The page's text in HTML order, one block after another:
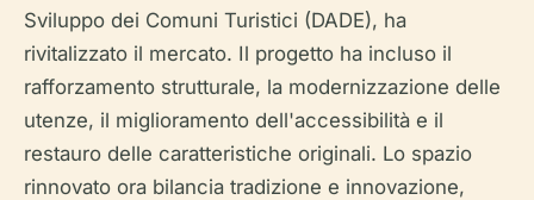
Sviluppo dei Comuni Turistici (DADE), ha
rivitalizzato il mercato. Il progetto ha incluso il
rafforzamento strutturale, la modernizzazione delle
utenze, il miglioramento dell'accessibilità e il
restauro delle caratteristiche originali. Lo spazio
rinnovato ora bilancia tradizione e innovazione,